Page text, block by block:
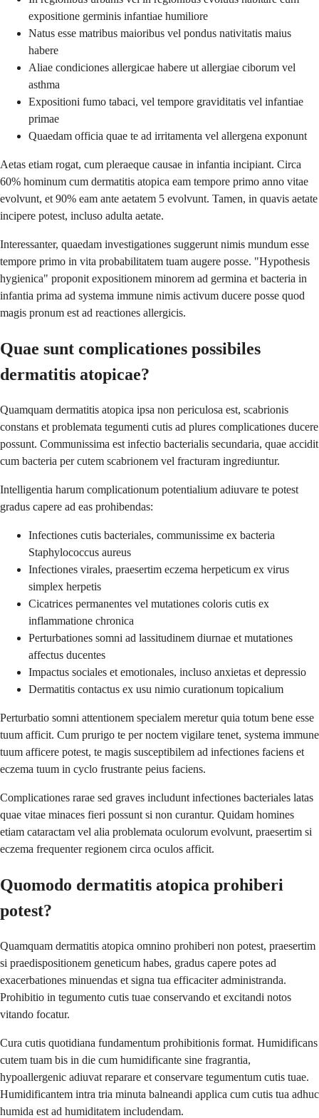
expositione germinis infantiae humiliore
Natus esse matribus maioribus vel pondus nativitatis maius
habere
Aliae condiciones allergicae habere ut allergiae ciborum vel
asthma
Expositioni fumo tabaci, vel tempore graviditatis vel infantiae
primae
Quaedam officia quae te ad irritamenta vel allergena exponunt
Aetas etiam rogat, cum pleraeque causae in infantia incipiant. Circa
60% hominum cum dermatitis atopica eam tempore primo anno vitae
evolvunt, et 90% eam ante aetatem 5 evolvunt. Tamen, in quavis aetate
incipere potest, incluso adulta aetate.
Interessanter, quaedam investigationes suggerunt nimis mundum esse
tempore primo in vita probabilitatem tuam augere posse. "Hypothesis
hygienica" proponit expositionem minorem ad germina et bacteria in
infantia prima ad systema immune nimis activum ducere posse quod
magis pronum est ad reactiones allergicis.
Quae sunt complicationes possibiles
dermatitis atopicae?
Quamquam dermatitis atopica ipsa non periculosa est, scabrionis
constans et problemata tegumenti cutis ad plures complicationes ducere
possunt. Communissima est infectio bacterialis secundaria, quae accidit
cum bacteria per cutem scabrionem vel fracturam ingrediuntur.
Intelligentia harum complicationum potentialium adiuvare te potest
gradus capere ad eas prohibendas:
Infectiones cutis bacteriales, communissime ex bacteria
Staphylococcus aureus
Infectiones virales, praesertim eczema herpeticum ex virus
simplex herpetis
Cicatrices permanentes vel mutationes coloris cutis ex
inflammatione chronica
Perturbationes somni ad lassitudinem diurnae et mutationes
affectus ducentes
Impactus sociales et emotionales, incluso anxietas et depressio
Dermatitis contactus ex usu nimio curationum topicalium
Perturbatio somni attentionem specialem meretur quia totum bene esse
tuum afficit. Cum prurigo te per noctem vigilare tenet, systema immune
tuum afficere potest, te magis susceptibilem ad infectiones faciens et
eczema tuum in cyclo frustrante peius faciens.
Complicationes rarae sed graves includunt infectiones bacteriales latas
quae vitae minaces fieri possunt si non curantur. Quidam homines
etiam cataractam vel alia problemata oculorum evolvunt, praesertim si
eczema frequenter regionem circa oculos afficit.
Quomodo dermatitis atopica prohiberi
potest?
Quamquam dermatitis atopica omnino prohiberi non potest, praesertim
si praedispositionem geneticum habes, gradus capere potes ad
exacerbationes minuendas et signa tua efficaciter administranda.
Prohibitio in tegumento cutis tuae conservando et excitandi notos
vitando focatur.
Cura cutis quotidiana fundamentum prohibitionis format. Humidificans
cutem tuam bis in die cum humidificante sine fragrantia,
hypoallergenic adiuvat reparare et conservare tegumentum cutis tuae.
Humidificantem intra tria minuta balneandi applica cum cutis tua adhuc
humida est ad humiditatem includendam.